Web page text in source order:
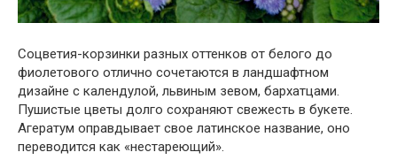
Соцветия-корзинки разных оттенков от белого до
фиолетового отлично сочетаются в ландшафтном
дизайне с календулой, львиным зевом, бархатцами.
Пушистые цветы долго сохраняют свежесть в букете.
Агератум оправдывает свое латинское название, оно
переводится как «нестареющий».